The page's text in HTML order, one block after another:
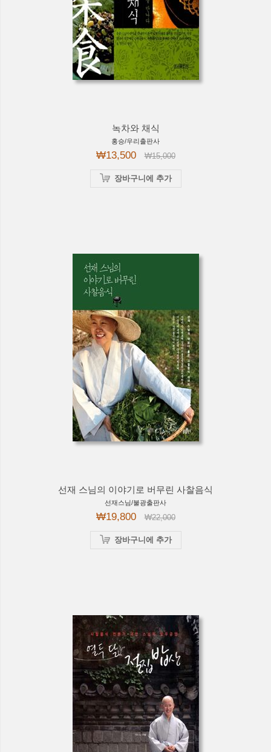
녹차와 채식
홍승/우리출판사
₩13,500 ₩15,000
장바구니에 추가
선재 스님의 이야기로 버무린 사찰음식
선재스님/불광출판사
₩19,800 ₩22,000
장바구니에 추가